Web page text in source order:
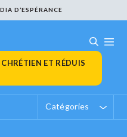
D’ESPÉRANCE
ET RÉDUIS
Catégories